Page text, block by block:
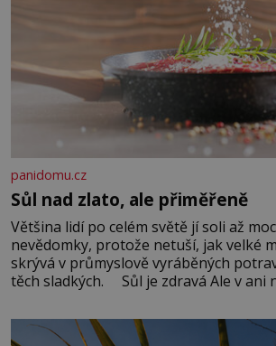
panidomu.cz
Sůl nad zlato, ale přiměřeně
Většina lidí po celém světě jí soli až
nevědomky, protože netuší, jak velké
skrývá v průmyslově vyráběných
těch sladkých. Sůl je zdravá Ale v ani
základní složky– sodík a chlór – jsou
správné hospodaření